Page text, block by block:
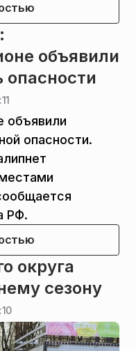
объявили
объявили
опасности.
РФ.
округа
сезону